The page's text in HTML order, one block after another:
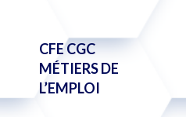
CFE CGC
MÉTIERS DE
L’EMPLOI